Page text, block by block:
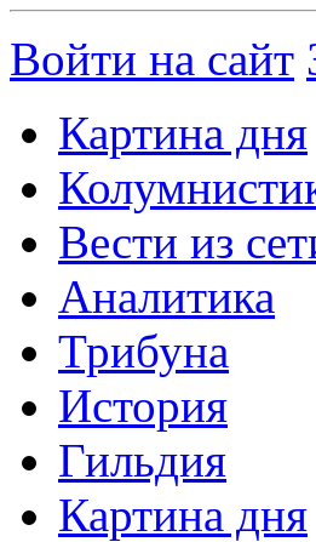
Войти на сайт
Картина дня
Вести из
Аналитика
Трибуна
История
Гильдия
Картина дня